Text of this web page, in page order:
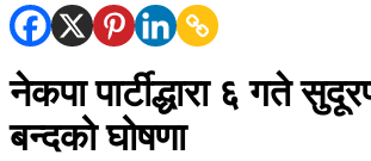
नेकपा पार्टीद्धारा ६ गते
बन्दको घोषणा